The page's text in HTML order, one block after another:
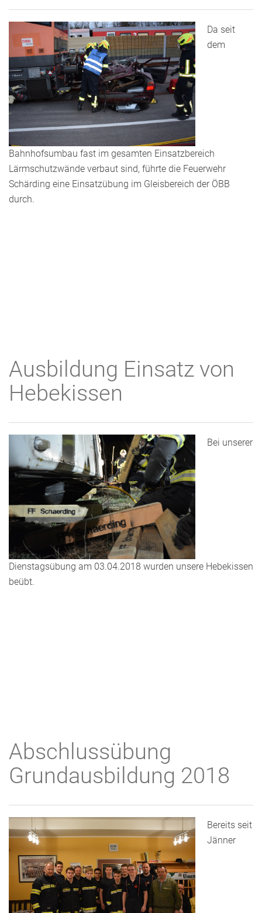
Da seit
dem
Bahnhofsumbau fast im gesamten Einsatzbereich
Lärmschutzwände verbaut sind, führte die Feuerwehr
Schärding eine Einsatzübung im Gleisbereich der ÖBB
durch.
Ausbildung Einsatz von
Hebekissen
Bei unserer
Dienstagsübung am 03.04.2018 wurden unsere Hebekissen
beübt.
Abschlussübung
Grundausbildung 2018
Bereits seit
Jänner